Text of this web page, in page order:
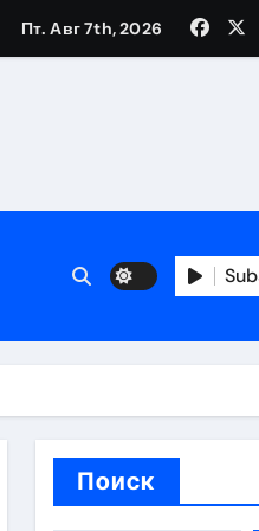
и патентного
верификации
Пт. Авг 7th, 2026
Поиск